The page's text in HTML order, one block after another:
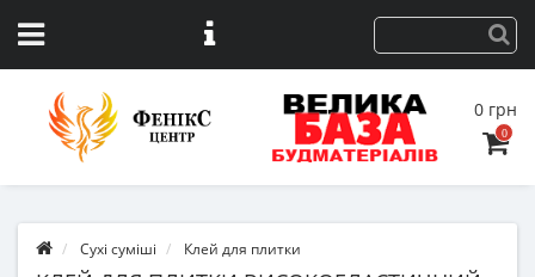
0 грн
0
Сухі суміші Клей для плитки